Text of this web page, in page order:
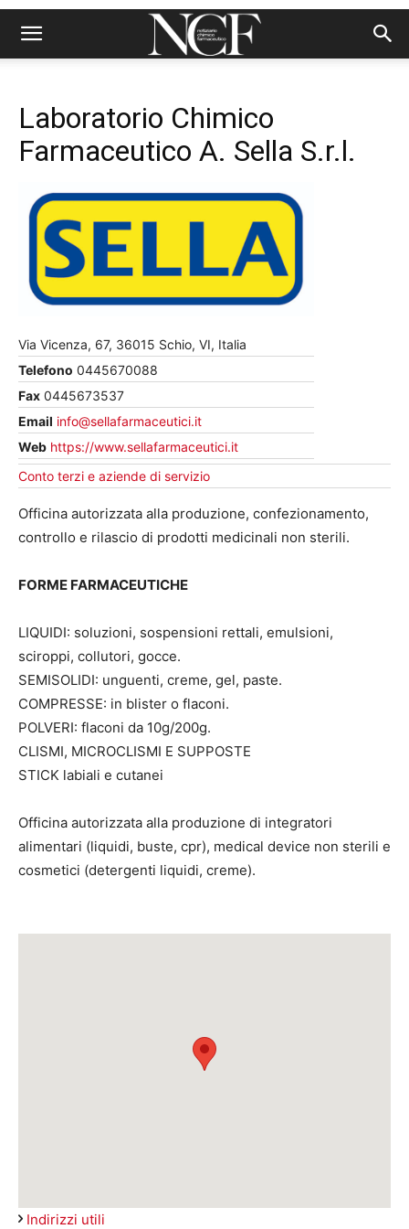
Laboratorio Chimico
Farmaceutico A. Sella S.r.l.
Via Vicenza, 67, 36015 Schio, VI, Italia
Telefono 0445670088
Fax 0445673537
Email info@sellafarmaceutici.it
Web https://www.sellafarmaceutici.it
Conto terzi e aziende di servizio
Officina autorizzata alla produzione, confezionamento,
controllo e rilascio di prodotti medicinali non sterili.
FORME FARMACEUTICHE
LIQUIDI: soluzioni, sospensioni rettali, emulsioni,
sciroppi, collutori, gocce.
SEMISOLIDI: unguenti, creme, gel, paste.
COMPRESSE: in blister o flaconi.
POLVERI: flaconi da 10g/200g.
CLISMI, MICROCLISMI E SUPPOSTE
STICK labiali e cutanei
Officina autorizzata alla produzione di integratori
alimentari (liquidi, buste, cpr), medical device non sterili e
cosmetici (detergenti liquidi, creme).
Indirizzi utili